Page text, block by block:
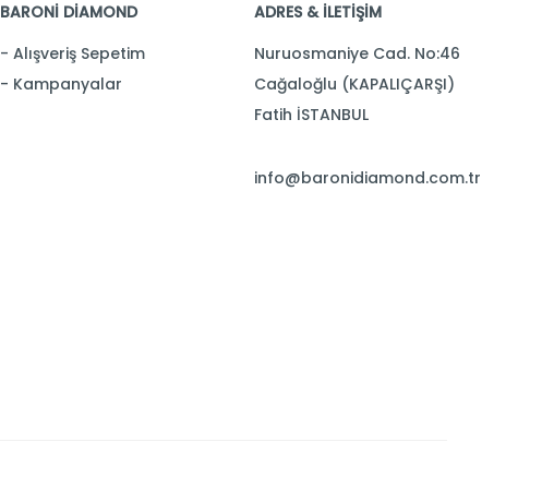
BARONİ DİAMOND
Alışveriş Sepetim
Kampanyalar
ADRES & İLETİŞİM
Nuruosmaniye Cad. No:46
Cağaloğlu (KAPALIÇARŞI)
Fatih İSTANBUL
info@baronidiamond.com.tr